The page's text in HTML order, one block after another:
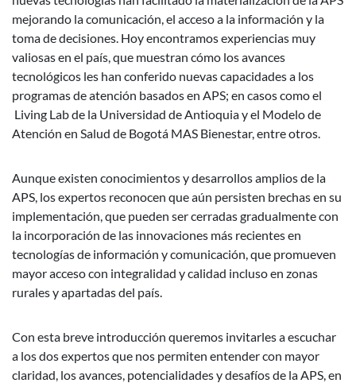
mejorando la comunicación, el acceso a la información y la
toma de decisiones. Hoy encontramos experiencias muy
valiosas en el país, que muestran cómo los avances
tecnológicos les han conferido nuevas capacidades a los
programas de atención basados en APS; en casos como el
Living Lab de la Universidad de Antioquia y el Modelo de
Atención en Salud de Bogotá MAS Bienestar, entre otros.
Aunque existen conocimientos y desarrollos amplios de la
APS, los expertos reconocen que aún persisten brechas en su
implementación, que pueden ser cerradas gradualmente con
la incorporación de las innovaciones más recientes en
tecnologías de información y comunicación, que promueven
mayor acceso con integralidad y calidad incluso en zonas
rurales y apartadas del país.
Con esta breve introducción queremos invitarles a escuchar
a los dos expertos que nos permiten entender con mayor
claridad, los avances, potencialidades y desafíos de la APS, en